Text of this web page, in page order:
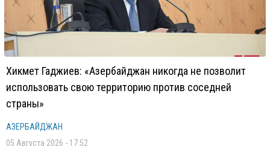
Хикмет Гаджиев: «Азербайджан никогда не позволит
использовать свою территорию против соседней
страны»
АЗЕРБАЙДЖАН
05 Августа 2026 - 17:52